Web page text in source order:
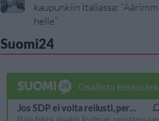
kaupunkiin Italiassa:
helle”
Suomi24